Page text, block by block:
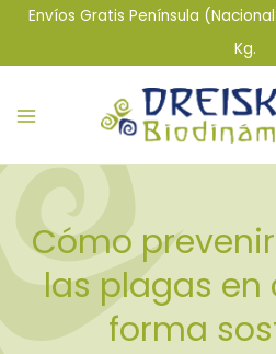
Envíos Gratis Península
Kg.
Cómo
las plagas en
forma
Tu
Tu
Electrónico*